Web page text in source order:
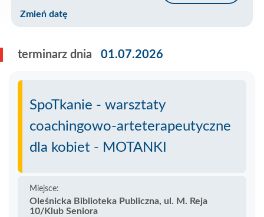
Zmień datę
terminarz dnia 01.07.2026
SpoTkanie - warsztaty
coachingowo-arteterapeutyczne
dla kobiet - MOTANKI
Miejsce:
Oleśnicka Biblioteka Publiczna, ul. M. Reja
10/Klub Seniora